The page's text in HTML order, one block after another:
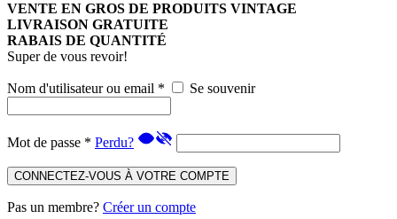
VENTE EN GROS DE PRODUITS VINTAGE
LIVRAISON GRATUITE
RABAIS DE QUANTITÉ
Super de vous revoir!
Nom d'utilisateur ou email * Se souvenir
Mot de passe * Perdu?
CONNECTEZ-VOUS À VOTRE COMPTE
Pas un membre? Créer un compte